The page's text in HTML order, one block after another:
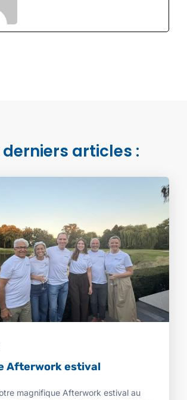
derniers articles :
Afterwork estival
magnifique Afterwork estival au